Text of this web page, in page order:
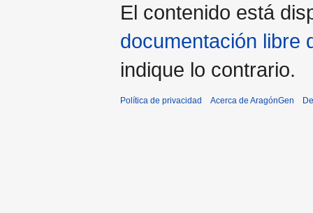
El contenido está
documentación libre
indique lo contrario.
Política de privacidad Acerca de AragónGen